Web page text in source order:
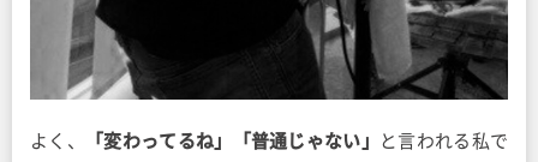
よく、 「変わってるね」「普通じゃない」
と言われる私で